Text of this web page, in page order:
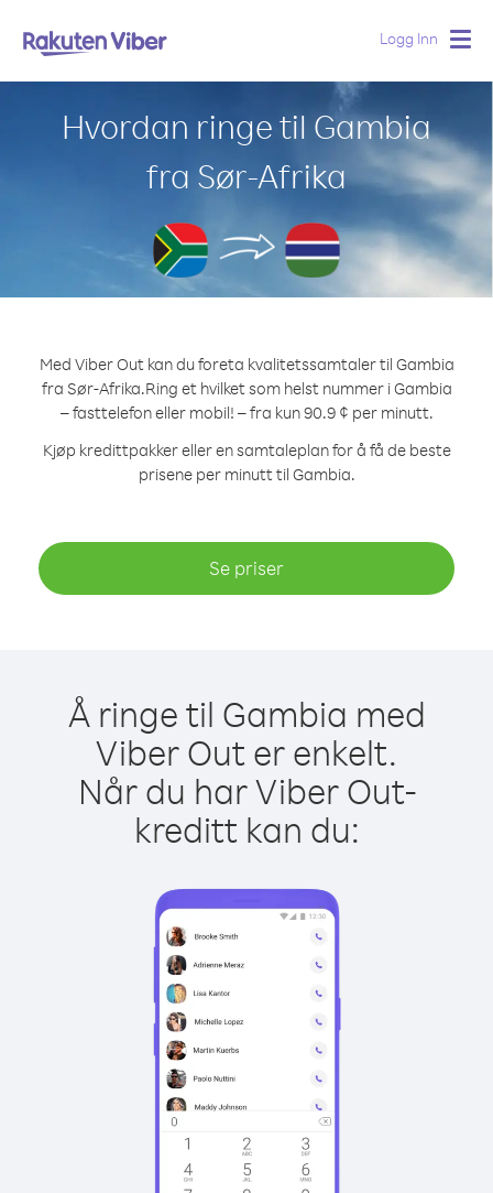
Logg Inn
Hvordan ringe til Gambia
fra Sør-Afrika
Med Viber Out kan du foreta kvalitetssamtaler til Gambia
fra Sør-Afrika.Ring et hvilket som helst nummer i Gambia
– fasttelefon eller mobil! – fra kun 90.9 ¢ per minutt.
Kjøp kredittpakker eller en samtaleplan for å få de beste
prisene per minutt til Gambia.
Se priser
Å ringe til Gambia med
Viber Out er enkelt.
Når du har Viber Out-
kreditt kan du: